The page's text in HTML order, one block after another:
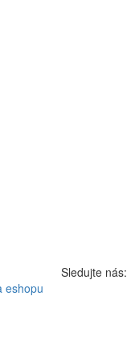
Sledujte nás:
eshopu